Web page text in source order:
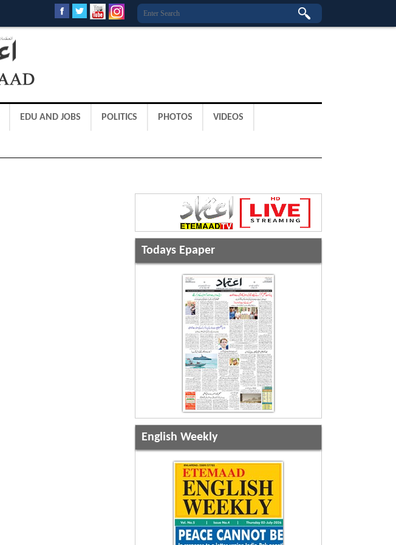
EDU AND JOBS POLITICS PHOTOS VIDEOS
Todays Epaper
English Weekly